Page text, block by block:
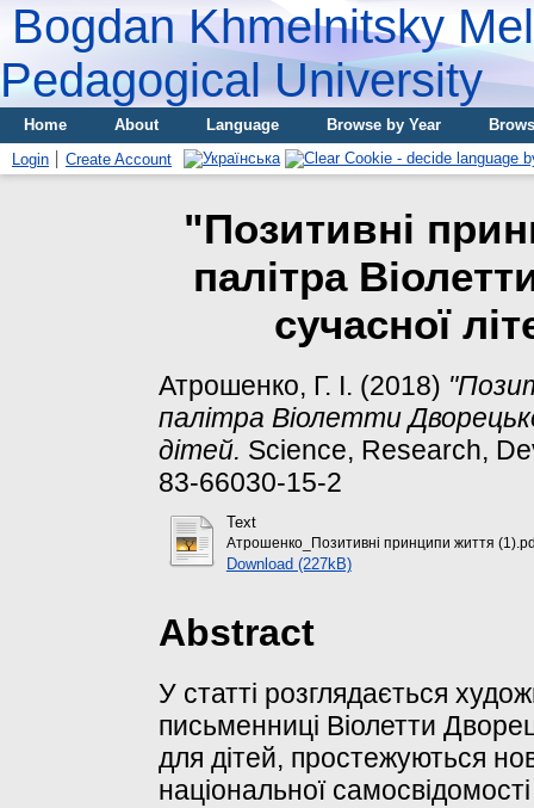
Bogdan Khmelnitsky
Pedagogical University
Home About Language Browse by Year
Login
Create Account
"Позитивні
палітра
сучасної
Атрошенко, Г. І. (2018)
палітра Віолетти
дітей. Science, Research,
83-66030-15-2
Text
Атрошенко_Позитивні принципи життя
Download (227kB)
Abstract
У статті розглядається
письменниці Віолетти
для дітей, простежуються
національної